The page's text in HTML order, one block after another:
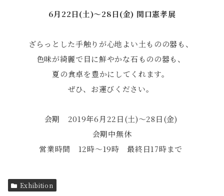
6月22日(土)〜28日(金) 関口憲孝展
ざらっとした手触りが心地よい土ものの器も、
色味が綺麗で目に鮮やかな石ものの器も、
夏の食卓を豊かにしてくれます。
ぜひ、お運びください。
会期 2019年6月22日(土)〜28日(金)
会期中無休
営業時間 12時～19時 最終日17時まで
Exhibition